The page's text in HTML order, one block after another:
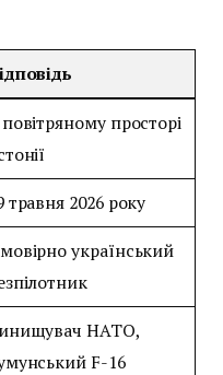
просторі
травня 2026 року
український
НАТО,
F-16